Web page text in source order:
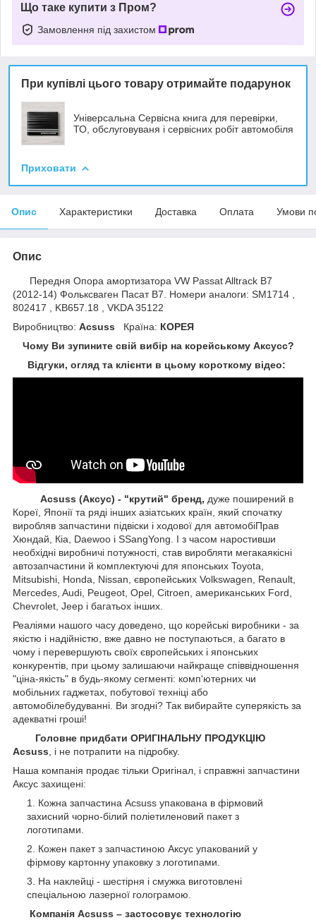
Що таке купити з Пром?
Замовлення під захистом
При купівлі цього товару отримайте подарунок
Універсальна Сервісна книга для перевірки,
ТО, обслуговуваня і сервісних робіт автомобіля
Приховати
Опис Характеристики Доставка Оплата Умови
Опис
Передня Опора амортизатора VW Passat Alltrack B7
(2012-14) Фольксваген Пасат B7. Номери аналоги: SM1714 ,
802417 , KB657.18 , VKDA 35122
Виробництво: Acsuss Країна: КОРЕЯ
Чому Ви зупините свій вибір на корейському Аксусс?
Відгуки, огляд та клієнти в цьому короткому відео:
Acsuss (Аксус) - "крутий" бренд, дуже поширений в
Кореї, Японії та ряді інших азіатських країн, який спочатку
виробляв запчастини підвіски і ходової для автомобіПрав
Хюндай, Кіа, Daewoo і SSangYong. І з часом наростивши
необхідні виробничі потужності, став виробляти мегакаякісні
автозапчастини й комплектуючі для японських Toyota,
Mitsubishi, Honda, Nissan, європейських Volkswagen, Renault,
Mercedes, Audi, Peugeot, Opel, Citroen, американських Ford,
Chevrolet, Jeep і багатьох інших.
Реаліями нашого часу доведено, що корейські виробники - за
якістю і надійністю, вже давно не поступаються, а багато в
чому і перевершують своїх європейських і японських
конкурентів, при цьому залишаючи найкраще співвідношення
"ціна-якість" в будь-якому сегменті: комп'ютерних чи
мобільних гаджетах, побутової техніці або
автомобілебудуванні. Ви згодні? Так вибирайте суперякість за
адекватні гроші!
Головне придбати ОРИГІНАЛЬНУ ПРОДУКЦІЮ
Acsuss , і не потрапити на підробку.
Наша компанія продає тільки Оригінал, і справжні запчастини
Аксус захищені:
Кожна запчастина Acsuss упакована в фірмовий
захисний чорно-білий поліетиленовий пакет з
логотипами.
Кожен пакет з запчастиною Аксус упакований у
фірмову картонну упаковку з логотипами.
На наклейці - шестірня і смужка виготовлені
спеціальною лазерної голограмою.
Компанія Acsuss – застосовує технологію